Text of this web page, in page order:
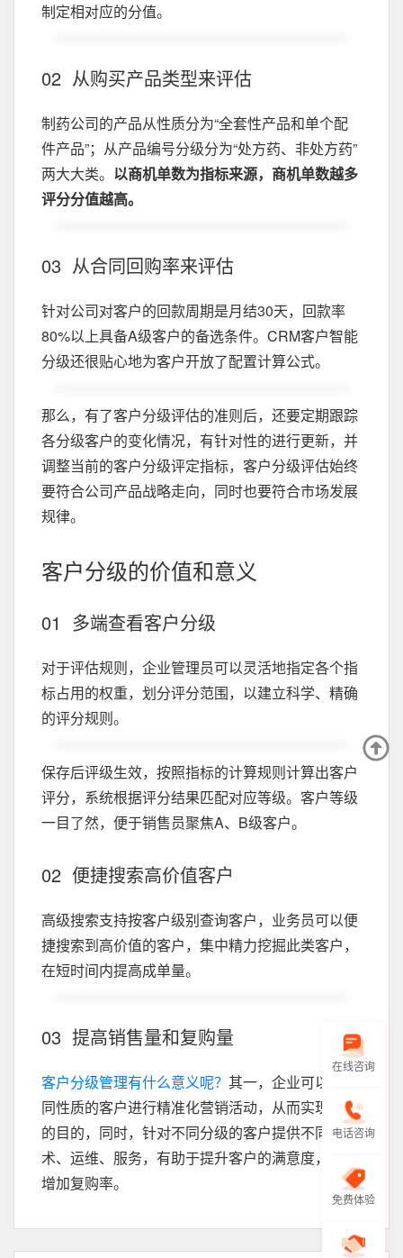
制定相对应的分值。
02 从购买产品类型来评估
制药公司的产品从性质分为“全套性产品和单个配
件产品”；从产品编号分级分为“处方药、非处方药”
两大大类。 以商机单数为指标来源，商机单数越多
评分分值越高。
03 从合同回购率来评估
针对公司对客户的回款周期是月结30天，回款率
80%以上具备A级客户的备选条件。CRM客户智能
分级还很贴心地为客户开放了配置计算公式。
那么，有了客户分级评估的准则后，还要定期跟踪
各分级客户的变化情况，有针对性的进行更新，并
调整当前的客户分级评定指标，客户分级评估始终
要符合公司产品战略走向，同时也要符合市场发展
规律。
客户分级的价值和意义
01 多端查看客户分级
对于评估规则，企业管理员可以灵活地指定各个指
标占用的权重，划分评分范围，以建立科学、精确
的评分规则。
保存后评级生效，按照指标的计算规则计算出客户
评分，系统根据评分结果匹配对应等级。客户等级
一目了然，便于销售员聚焦A、B级客户。
02 便捷搜索高价值客户
高级搜索支持按客户级别查询客户，业务员可以便
捷搜索到高价值的客户，集中精力挖掘此类客户，
在短时间内提高成单量。
03 提高销售量和复购量
客户分级管理有什么意义呢？ 其一，企业可以对不
同性质的客户进行精准化营销活动，从而实现拉新
的目的，同时，针对不同分级的客户提供不同的技
术、运维、服务，有助于提升客户的满意度，从而
增加复购率。
在线咨询
电话咨询
免费体验